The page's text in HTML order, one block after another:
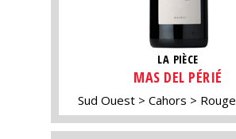
LA PIÈCE
MAS DEL PÉRIÉ
Sud Ouest Cahors Rouge